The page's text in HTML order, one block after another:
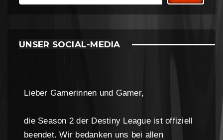
UNSER SOCIAL-MEDIA
Lieber Gamerinnen und Gamer,
die Season 2 der Destiny League ist offiziell
beendet. Wir bedanken uns bei allen